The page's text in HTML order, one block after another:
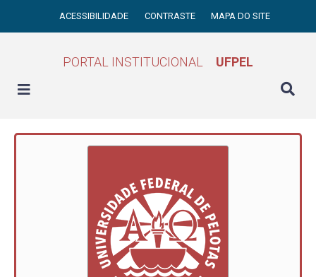
ACESSIBILIDADE CONTRASTE MAPA DO SITE
PORTAL INSTITUCIONAL UFPEL